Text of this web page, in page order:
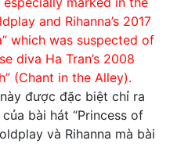
and Rihanna’s 2017
which was suspected of
diva Ha Tran’s 2008
(Chant in the Alley).
được đặc biệt chỉ ra
bài hát “Princess of
và Rihanna mà bài